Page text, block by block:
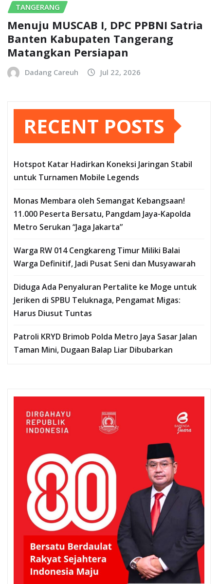
TANGERANG
Menuju MUSCAB I, DPC PPBNI Satria
Banten Kabupaten Tangerang
Matangkan Persiapan
Dadang Careuh Jul 22, 2026
RECENT POSTS
Hotspot Katar Hadirkan Koneksi Jaringan Stabil
untuk Turnamen Mobile Legends
Monas Membara oleh Semangat Kebangsaan!
11.000 Peserta Bersatu, Pangdam Jaya-Kapolda
Metro Serukan “Jaga Jakarta”
Warga RW 014 Cengkareng Timur Miliki Balai
Warga Definitif, Jadi Pusat Seni dan Musyawarah
Diduga Ada Penyaluran Pertalite ke Moge untuk
Jeriken di SPBU Teluknaga, Pengamat Migas:
Harus Diusut Tuntas
Patroli KRYD Brimob Polda Metro Jaya Sasar Jalan
Taman Mini, Dugaan Balap Liar Dibubarkan